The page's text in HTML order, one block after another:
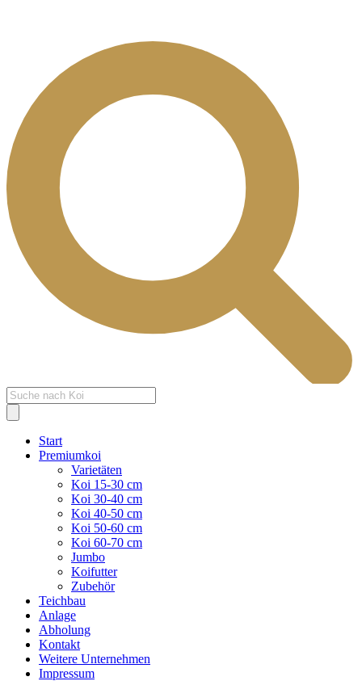
Products
search
Start
Premiumkoi
Varietäten
Koi 15-30 cm
Koi 30-40 cm
Koi 40-50 cm
Koi 50-60 cm
Koi 60-70 cm
Jumbo
Koifutter
Zubehör
Teichbau
Anlage
Abholung
Kontakt
Weitere Unternehmen
Impressum